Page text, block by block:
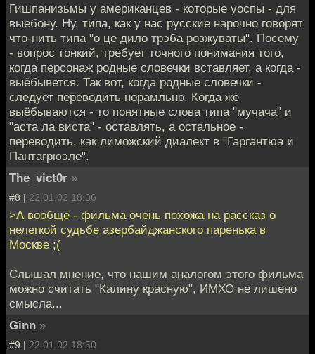
Гишпанизьмы у американцев - которые уоспы - для
выебону. Ну, типа, как у нас русские нарочно говорят
что-нить типа "о це дило трэба розжуваты". Посему
- вопрос тонкий, требует точного понимания того,
когда персонаж родные словечки вставляет, а когда -
выёбывется. Так вот, когда родные словечки -
следует переводить норамльно. Когда же
выёбываются - то понятные слова типа "мучача" и
"аста ла виста" - оставлять, а остальное -
переводить, как лиможский диалект в "Гаргантюа и
Пантагрюэле".
The_vict0r »
#8 | 22.01.02 18:36
>А вообще - фильма очень похожа на рассказ о
нелегкой судьбе азербайджанского паренька в
Москве ;(
Слышал мнение, что нашим аналогом этого фильма
можно считать "Калину красную", ИМХО не лишено
смысла...
Ginn »
#9 | 22.01.02 18:50